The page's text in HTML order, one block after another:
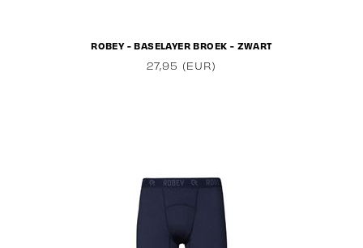
ROBEY - BASELAYER BROEK - ZWART
27,95 (EUR)